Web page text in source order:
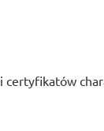
certyfikatów